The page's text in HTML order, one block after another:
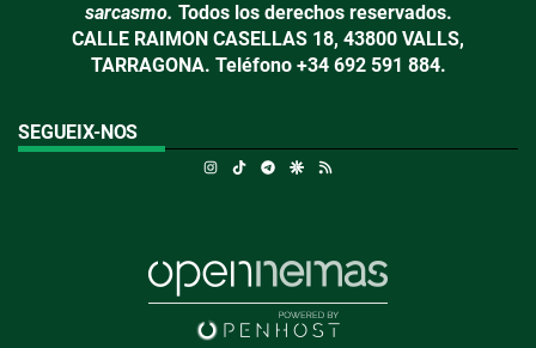
sarcasmo. Todos los derechos reservados.
CALLE RAIMON CASELLAS 18, 43800 VALLS,
TARRAGONA. Teléfono +34 692 591 884.
SEGUEIX-NOS
Instagram
TikTokTelegramGoogle Discover